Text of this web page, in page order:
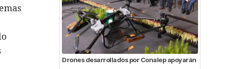
Drones desarrollados por Conalep apoyarán